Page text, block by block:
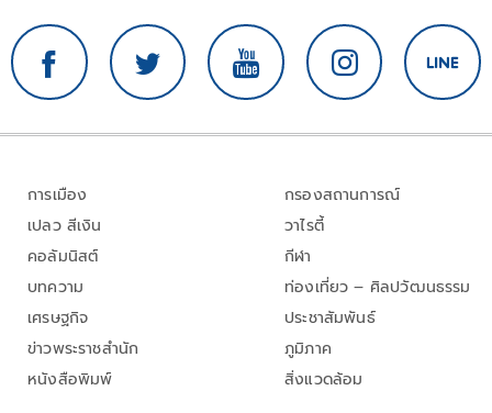
การเมือง
เปลว สีเงิน
คอลัมนิสต์
บทความ
เศรษฐกิจ
ข่าวพระราชสำนัก
หนังสือพิมพ์
กรองสถานการณ์
วาไรตี้
กีฬา
ท่องเที่ยว – ศิลปวัฒนธรรม
ประชาสัมพันธ์
ภูมิภาค
สิ่งแวดล้อม